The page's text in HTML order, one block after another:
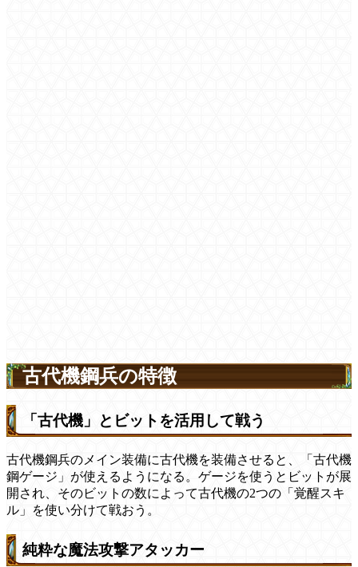
古代機鋼兵の特徴
「古代機」とビットを活用して戦う
古代機鋼兵のメイン装備に古代機を装備させると、「古代機
鋼ゲージ」が使えるようになる。ゲージを使うとビットが展
開され、そのビットの数によって古代機の2つの「覚醒スキ
ル」を使い分けて戦おう。
純粋な魔法攻撃アタッカー